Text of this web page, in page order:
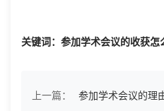
关键词：参加学术会议的收获怎
上一篇：
参加学术会议的理